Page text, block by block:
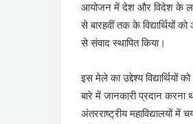
आयोजन में देश और विदेश के
से बारहवीं तक के विद्यार्थियों
से संवाद स्थापित किया।
इस मेले का उद्देश्य
बारे में जानकारी प्रदान करना
अंतरराष्ट्रीय महाविद्यालयों